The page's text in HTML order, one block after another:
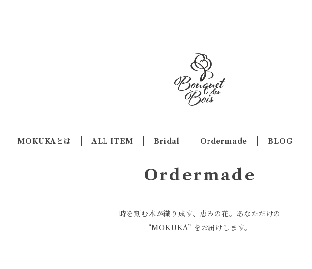
MOKUKAとは ALL ITEM Bridal Ordermade BLOG
Ordermade
時を刻む木が織り成す、恵みの花。あなただけの
“MOKUKA” をお届けします。